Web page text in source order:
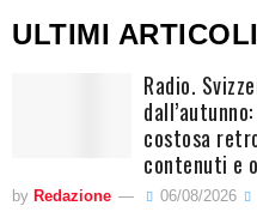
ULTIMI ARTICOLI
Radio.
costosa
contenuti e
by Redazione 06/08/2026